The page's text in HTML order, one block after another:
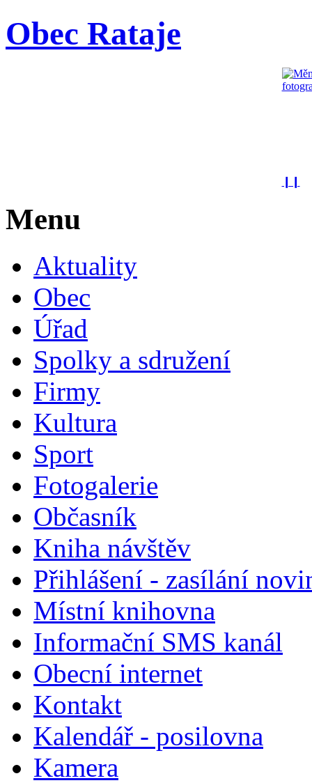
Obec Rataje
Menu
Aktuality
Obec
Úřad
Spolky a sdružení
Firmy
Kultura
Sport
Fotogalerie
Občasník
Kniha návštěv
Přihlášení - zasílání
Místní knihovna
Informační SMS kanál
Obecní internet
Kontakt
Kalendář - posilovna
Kamera